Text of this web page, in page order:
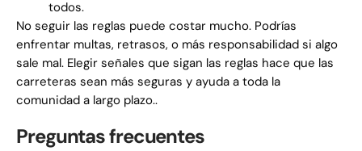
todos.
No seguir las reglas puede costar mucho. Podrías
enfrentar multas, retrasos, o más responsabilidad si algo
sale mal. Elegir señales que sigan las reglas hace que las
carreteras sean más seguras y ayuda a toda la
comunidad a largo plazo..
Preguntas frecuentes